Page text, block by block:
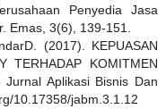
Penyedia Jasa
Emas, 3(6), 139-151.
(2017). KEPUASAN
TERHADAP KOMITMEN
Jurnal Aplikasi Bisnis Dan
10.17358/jabm.3.1.12